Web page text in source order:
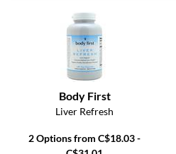
Body First
Liver Refresh
2 Options from C$18.03 -